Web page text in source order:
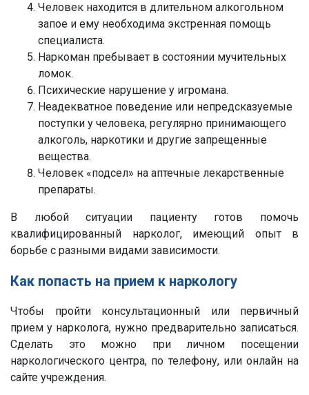
Человек находится в длительном алкогольном
запое и ему необходима экстренная помощь
специалиста.
Наркоман пребывает в состоянии мучительных
ломок.
Психические нарушение у игромана.
Неадекватное поведение или непредсказуемые
поступки у человека, регулярно принимающего
алкоголь, наркотики и другие запрещенные
вещества.
Человек «подсел» на аптечные лекарственные
препараты.
В любой ситуации пациенту готов помочь
квалифицированный нарколог, имеющий опыт в
борьбе с разными видами зависимости.
Как попасть на прием к наркологу
Чтобы пройти консультационный или первичный
прием у нарколога, нужно предварительно записаться.
Сделать это можно при личном посещении
наркологического центра, по телефону, или онлайн на
сайте учреждения.